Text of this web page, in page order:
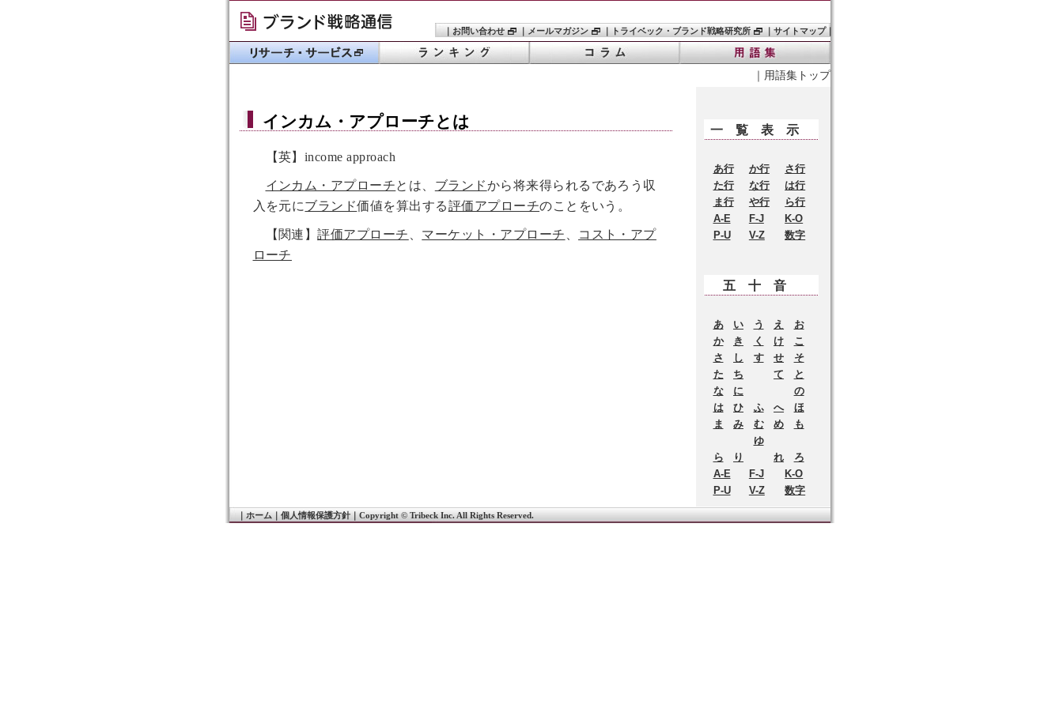
｜ お問い合わせ ｜ メールマガジン ｜ トライベック・ブランド戦略研究所 ｜ サイトマップ｜
｜ 用語集トップ
インカム・アプローチとは
【英】income approach
インカム・アプローチとは、 ブランドから将来得られるであろう収
入を元にブランド価値を算出する評価アプローチのことをいう。
【関連】評価アプローチ マーケット・アプローチ
コスト・アプ
ローチ
一覧表示
あ行 か行
さ行
た行
な行
は行
ま行
や行
ら行
A-E
F-J
K-O
P-U
V-Z 数字
五十音
あ い う え
お
か
き く け
こ
さ
し す せ
そ
た
ち て
と
な
に
の
は
ひ ふ へ
ほ
ま
み む め
も
ゆ
ら
り れ
ろ
A-E
F-J
K-O
P-U
V-Z 数字
ホーム｜ 個人情報保護方針｜ Copyright © Tribeck Inc. All Rights Reserved.